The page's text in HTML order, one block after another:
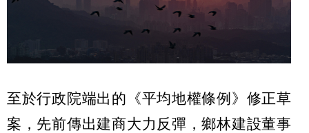
至於行政院端出的《平均地權條例》修正草
案，先前傳出建商大力反彈，鄉林建設董事